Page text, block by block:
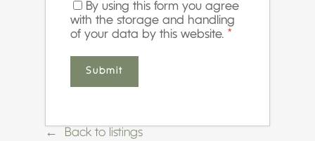
By using this form you agree
with the storage and handling
of your data by this website. *
Back to listings